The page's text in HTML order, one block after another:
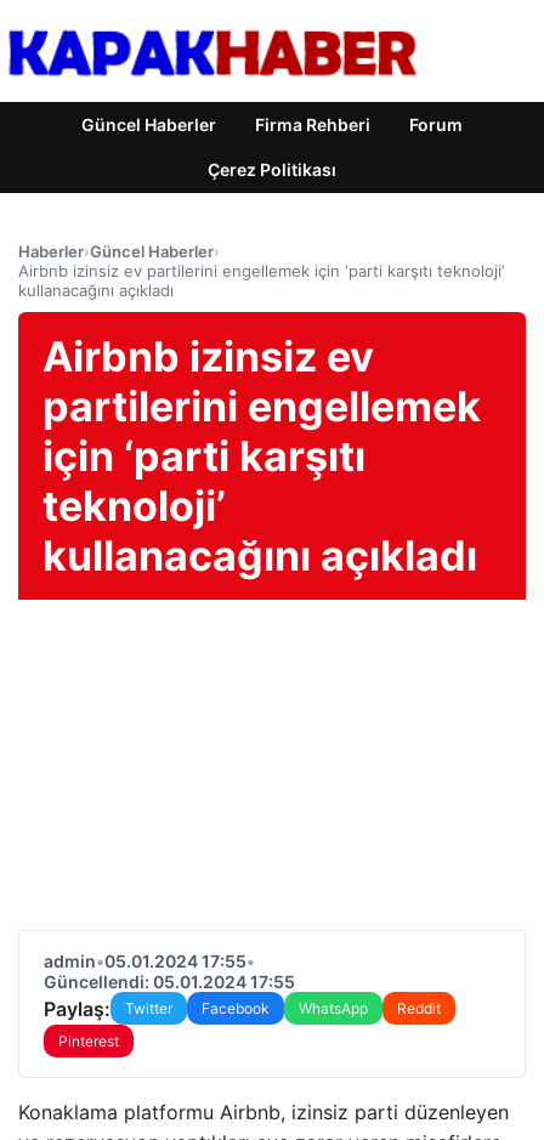
Güncel Haberler Firma Rehberi Forum
Çerez Politikası
Haberler›Güncel Haberler›
Airbnb izinsiz ev partilerini engellemek için ‘parti karşıtı teknoloji’
kullanacağını açıkladı
Airbnb izinsiz ev
partilerini engellemek
için ‘parti karşıtı
teknoloji’
kullanacağını açıkladı
admin•05.01.2024 17:55•
Güncellendi: 05.01.2024 17:55
Paylaş: Twitter Facebook WhatsApp
Reddit
Pinterest
Konaklama platformu Airbnb, izinsiz parti düzenleyen